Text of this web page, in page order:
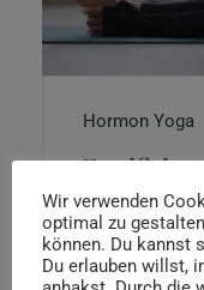
Hormon Yoga
Wir verwenden
optimal zu
können. Du kannst
Du erlauben willst,